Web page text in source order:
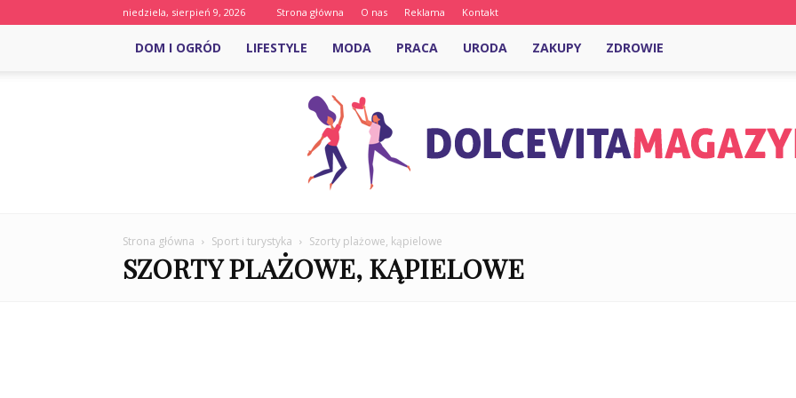
niedziela, sierpień 9, 2026 Strona główna O nas Reklama Kontakt
DOM I OGRÓD LIFESTYLE MODA PRACA URODA ZAKUPY ZDROWIE
Strona główna Sport i turystyka Szorty plażowe, kąpielowe
SZORTY PLAŻOWE, KĄPIELOWE